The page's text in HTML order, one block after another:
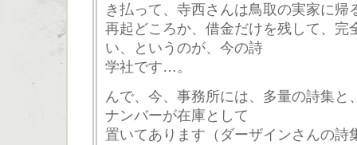
き払って、寺西さんは鳥取の実家に帰
再起どころか、借金だけを残して、完
い、というのが、今の詩
学社です…。
んで、今、事務所には、多量の詩集と
ナンバーが在庫として
置いてあります（ダーザインさんの詩